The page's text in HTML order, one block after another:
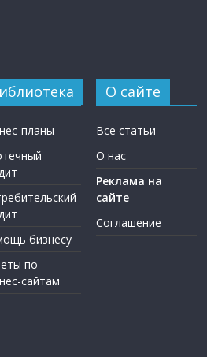
планы
бизнесу
по
сайтам
О сайте
Все статьи
О нас
Реклама на
сайте
Соглашение